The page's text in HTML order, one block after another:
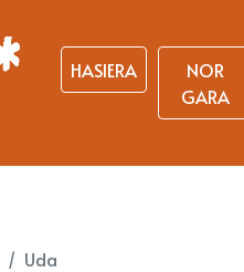
HASIERA
NOR
GARA
Uda